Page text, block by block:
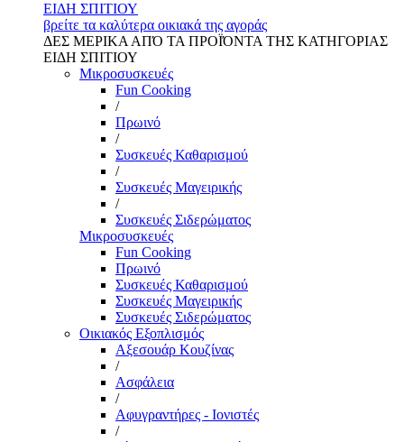
ΕΙΔΗ ΣΠΙΤΙΟΥ
βρείτε τα καλύτερα οικιακά της αγοράς
ΔΕΣ ΜΕΡΙΚΑ ΑΠΌ ΤΑ ΠΡΟΪΌΝΤΑ ΤΗΣ ΚΑΤΗΓΟΡΙΑΣ
ΕΙΔΗ ΣΠΙΤΙΟΥ
Μικροσυσκευές
Fun Cooking
/
Πρωινό
/
Συσκευές Καθαρισμού
/
Συσκευές Μαγειρικής
/
Συσκευές Σιδερώματος
Μικροσυσκευές
Fun Cooking
Πρωινό
Συσκευές Καθαρισμού
Συσκευές Μαγειρικής
Συσκευές Σιδερώματος
Οικιακός Εξοπλισμός
Αξεσουάρ Κουζίνας
/
Ασφάλεια
/
Αφυγραντήρες - Ιονιστές
/